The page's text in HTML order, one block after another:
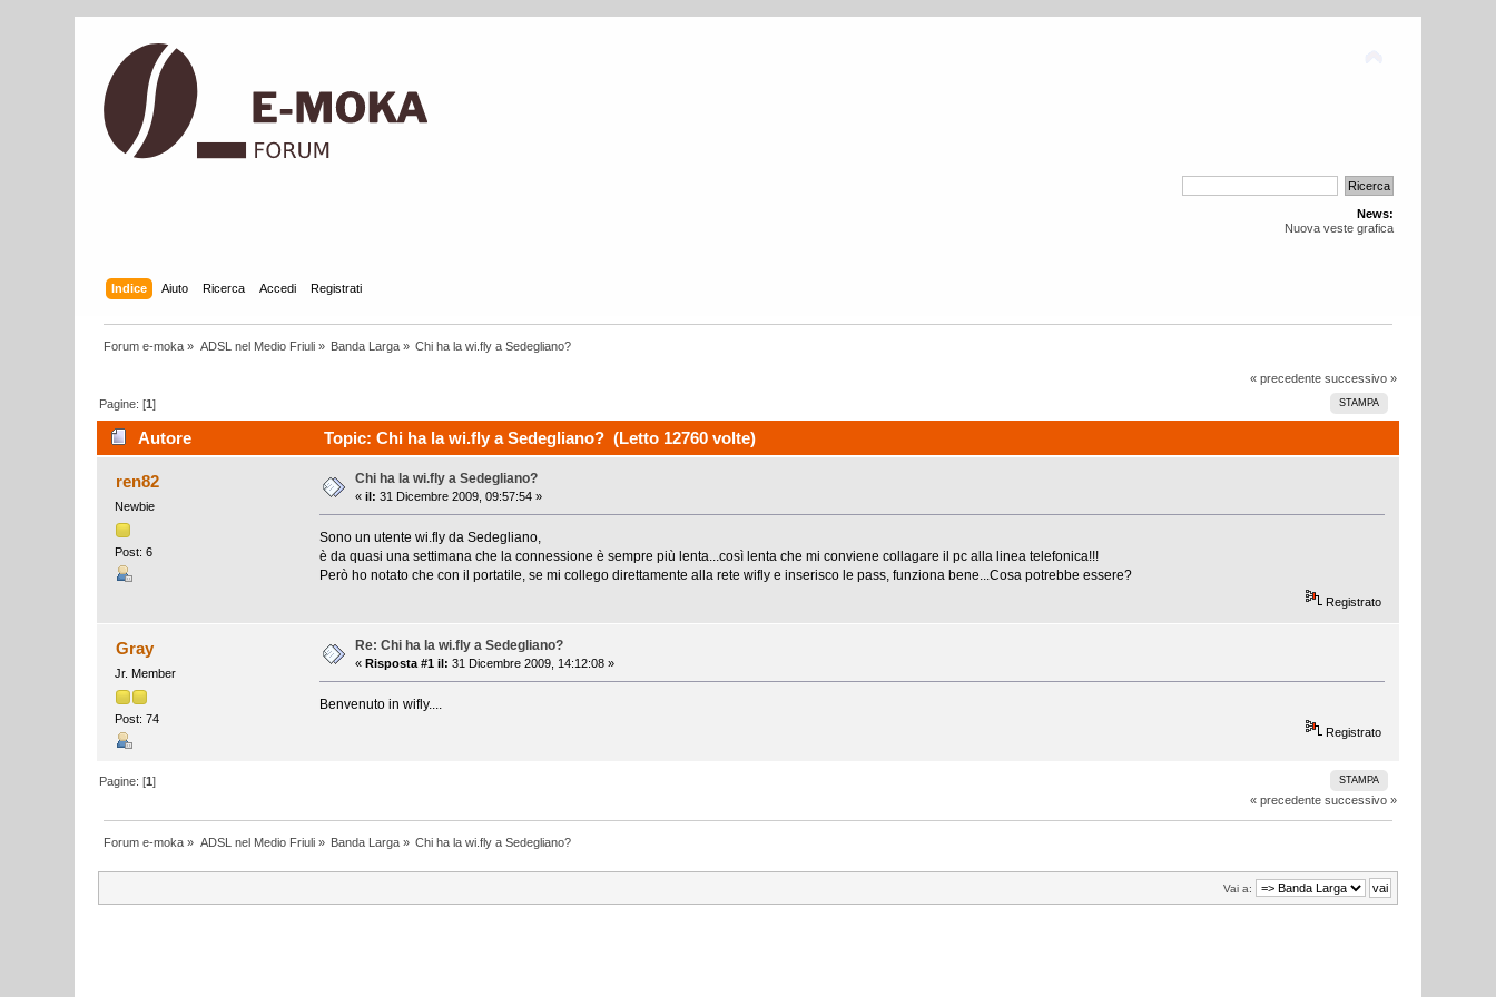
News:
Nuova veste grafica
Indice Aiuto Ricerca Accedi Registrati
Forum e-moka » ADSL nel Medio Friuli» Banda Larga » Chi ha la wi.fly a Sedegliano?
« precedente successivo »
STAMPA
Pagine: [1]
Autore Topic: Chi ha la wi.fly a Sedegliano? (Letto 12760 volte)
ren82
Newbie
Post: 6
Chi ha la wi.fly a Sedegliano?
«il: 31 Dicembre 2009, 09:57:54 »
Sono un utente wi.fly da Sedegliano,
è da quasi una settimana che la connessione è sempre più lenta...così lenta che mi conviene collagare il pc alla linea telefonica!!!
Però ho notato che con il portatile, se mi collego direttamente alla rete wifly e inserisco le pass, funziona bene...Cosa potrebbe essere?
Registrato
Gray
Jr. Member
Post: 74
Re: Chi ha la wi.fly a Sedegliano?
« Risposta #1 il: 31 Dicembre 2009, 14:12:08 »
Benvenuto in wifly....
Registrato
STAMPA
Pagine: [1]
« precedente successivo »
Forum e-moka » ADSL nel Medio Friuli» Banda Larga » Chi ha la wi.fly a Sedegliano?
Vai a: